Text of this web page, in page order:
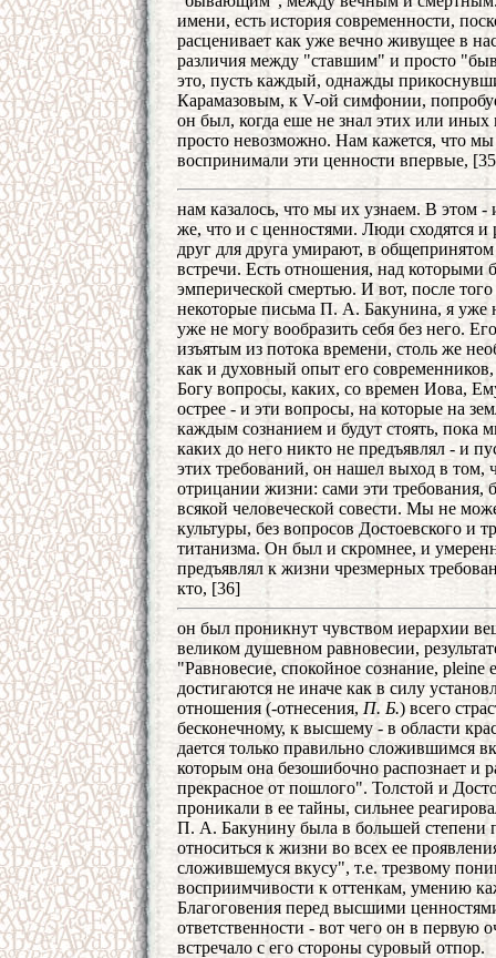
имени, есть история современности,
расценивает как уже вечно живущее в
различия между "ставшим" и просто
это, пусть каждый, однажды
Карамазовым, к V-ой симфонии,
он был, когда еше не знал этих или
просто невозможно. Нам кажется, что
воспринимали эти ценности впервые,
нам казалось, что мы их узнаем. В этом
же, что и с ценностями. Люди сходятся и
друг для друга умирают, в общепринятом
встречи. Есть отношения, над которыми
эмперической смертью. И вот, после
некоторые письма П. А. Бакунина, я уже
уже не могу вообразить себя без него.
изъятым из потока времени, столь же
как и духовный опыт его
Богу вопросы, каких, со времен Иова,
острее - и эти вопросы, на которые на
каждым сознанием и будут стоять, пока
каких до него никто не предъявлял - и
этих требований, он нашел выход в том,
отрицании жизни: сами эти требования,
всякой человеческой совести. Мы не
культуры, без вопросов Достоевского и
титанизма. Он был и скромнее, и
предъявлял к жизни чрезмерных
кто, [36]
он был проникнут чувством иерархии
великом душевном равновесии,
"Равновесие, спокойное сознание, pleine
достигаются не иначе как в силу
отношения (-отнесения, П. Б.) всего
бесконечному, к высшему - в области
дается только правильно сложившимся
которым она безошибочно распознает и
прекрасное от пошлого". Толстой и
проникали в ее тайны, сильнее
П. А. Бакунину была в большей степени
относиться к жизни во всех ее
сложившемуся вкусу", т.е. трезвому
восприимчивости к оттенкам, умению
Благоговения перед высшими
ответственности - вот чего он в первую
встречало с его стороны суровый отпор.